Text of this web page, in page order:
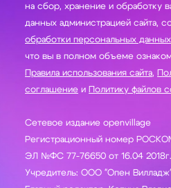
на сбор, хранение и обработку ваших персональных
данных администрацией сайта,
обработки персональных данных
что вы в полном объеме
Правила использования сайта,
соглашение и Политику файлов
Сетевое издание openvillage
Регистрационный номер
ЭЛ №ФС 77-76650 от 16.04 2018г.
Учредитель: ООО "Опен